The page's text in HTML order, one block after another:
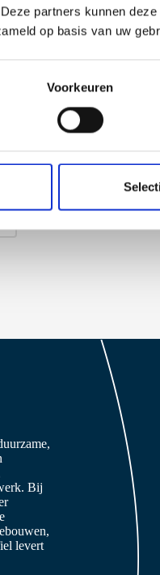
partners kunnen
op basis van uw
Voorkeuren
– Apeldoorn
Bij
levert